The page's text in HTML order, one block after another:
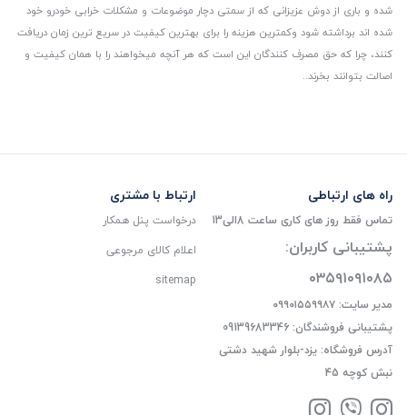
شده و باری از دوش عزیزانی که از سمتی دچار موضوعات و مشکلات خرابی خودرو خود
شده اند برداشته شود و‌کمترین هزینه را برای بهترین کیفیت در سریع ترین زمان دریافت
کنند، چرا که حق مصرف کنندگان این است که هر آنچه میخواهند را با همان کیفیت و
اصالت بتوانند بخرند..
راه های ارتباطی
تماس فقط روز های کاری ساعت 8الی13
پشتیبانی کاربران:
۰۳۵۹۱۰۹۱۰۸۵
مدیر سایت: ۰۹۹۰۱۵۵۹۹۸۷
پشتیبانی فروشندگان: 09139683346
آدرس فروشگاه: یزد-بلوار شهید دشتی
نبش کوچه 45
ارتباط با مشتری
درخواست پنل همکار
اعلام کالای مرجوعی
sitemap